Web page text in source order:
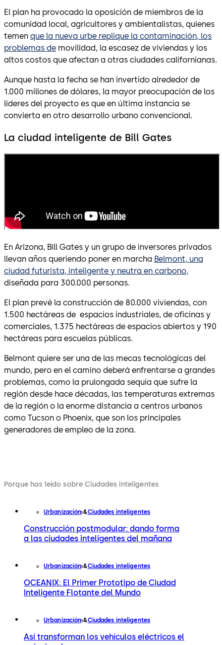
El plan ha provocado la oposición de miembros de la
comunidad local, agricultores y ambientalistas, quienes
temen que la nueva urbe replique la contaminación, los
problemas de movilidad, la escasez de viviendas y los
altos costos que afectan a otras ciudades californianas.
Aunque hasta la fecha se han invertido alrededor de
1.000 millones de dólares, la mayor preocupación de los
líderes del proyecto es que en última instancia se
convierta en otro desarrollo urbano convencional.
La ciudad inteligente de Bill Gates
En Arizona, Bill Gates y un grupo de inversores privados
llevan años queriendo poner en marcha Belmont, una
ciudad futurista, inteligente y neutra en carbono,
diseñada para 300.000 personas.
El plan prevé la construcción de 80.000 viviendas, con
1.500 hectáreas de espacios industriales, de oficinas y
comerciales, 1.375 hectáreas de espacios abiertos y 190
hectáreas para escuelas públicas.
Belmont quiere ser una de las mecas tecnológicas del
mundo, pero en el camino deberá enfrentarse a grandes
problemas, como la prulongada sequía que sufre la
región desde hace décadas, las temperaturas extremas
de la región o la enorme distancia a centros urbanos
como Tucson o Phoenix, que son los principales
generadores de empleo de la zona.
Porque has leído sobre Ciudades inteligentes
Urbanización Ciudades inteligentes
Construcción postmodular: dando forma
a las ciudades inteligentes del mañana
Urbanización Ciudades inteligentes
OCEANIX: El Primer Prototipo de Ciudad
Inteligente Flotante del Mundo
Urbanización Ciudades inteligentes
Así transforman los vehículos eléctricos el